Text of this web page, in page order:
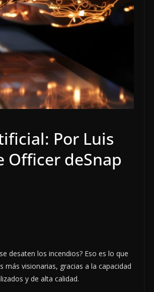
Por Luis
Officer deSnap
desaten los incendios? Eso es lo que
visionarias, gracias a la capacidad
y de alta calidad.